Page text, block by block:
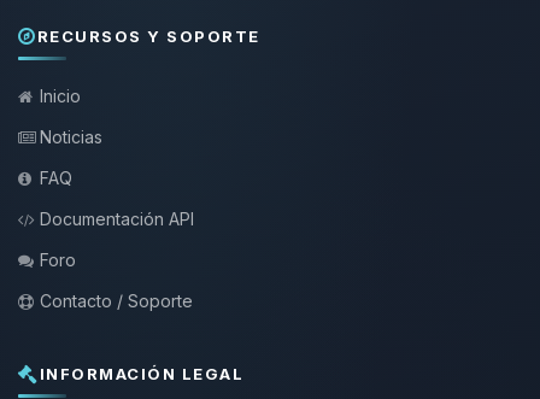
RECURSOS Y SOPORTE
Inicio
Noticias
FAQ
Documentación API
Foro
Contacto / Soporte
INFORMACIÓN LEGAL